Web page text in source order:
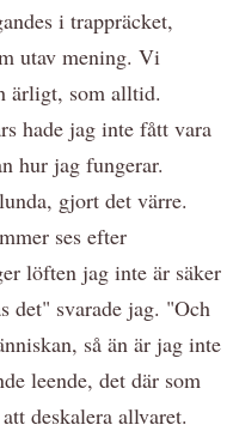
i trappräcket,
utav mening. Vi
ärligt, som alltid.
hade jag inte fått vara
hur jag fungerar.
gjort det värre.
ses efter
löften jag inte är säker
det" svarade jag. "Och
så än är jag inte
leende, det där som
deskalera allvaret.